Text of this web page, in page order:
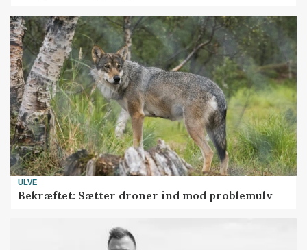
ULVE
Bekræftet: Sætter droner ind mod problemulv